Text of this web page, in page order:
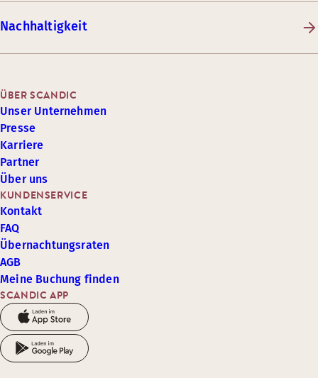
Nachhaltigkeit
SCANDIC APP
KUNDENSERVICE
Kontakt
FAQ
Übernachtungsraten
AGB
Meine Buchung finden
ÜBER SCANDIC
Unser Unternehmen
Presse
Karriere
Partner
Über uns